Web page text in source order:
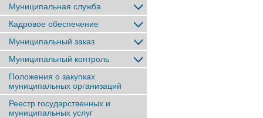
Муниципальная служба
Кадровое обеспечение
Муниципальный заказ
Муниципальный контроль
Положения о закупках
муниципальных организаций
Реестр государственных и
муниципальных услуг